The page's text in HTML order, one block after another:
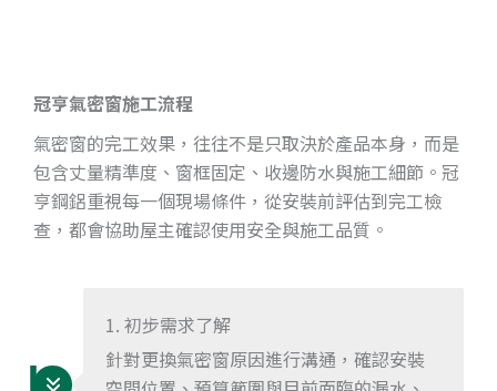
冠亨氣密窗施工流程
氣密窗的完工效果，往往不是只取決於產品本身，而是
包含丈量精準度、窗框固定、收邊防水與施工細節。冠
亨鋼鋁重視每一個現場條件，從安裝前評估到完工檢
查，都會協助屋主確認使用安全與施工品質。
1. 初步需求了解
針對更換氣密窗原因進行溝通，確認安裝